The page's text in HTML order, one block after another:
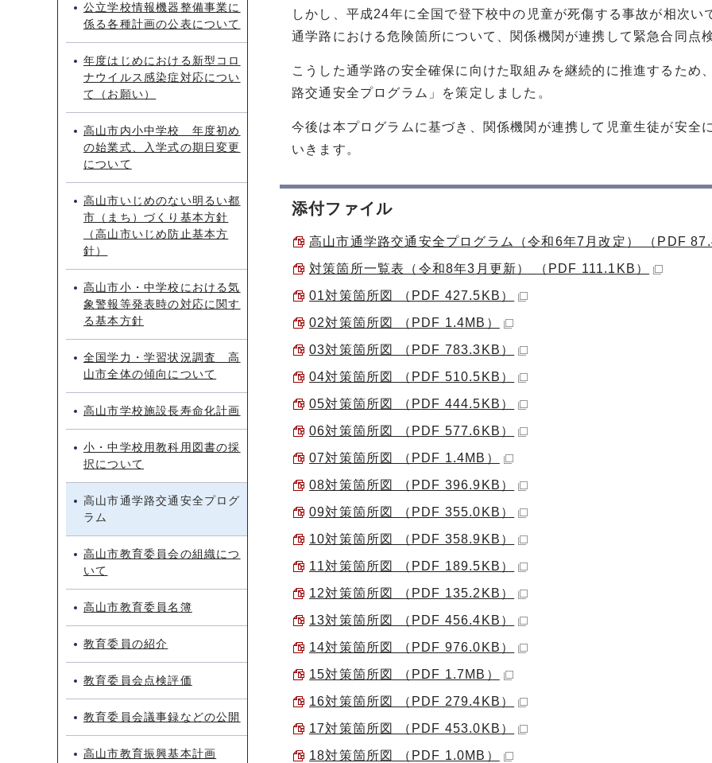
しかし、平成24年に全国で登下校中の児童が死傷する事故が相次
通学路における危険箇所について、関係機関が連携して緊急合同点
こうした通学路の安全確保に向けた取組みを継続的に推進するため
路交通安全プログラム」を策定しました。
今後は本プログラムに基づき、関係機関が連携して児童生徒が安全
いきます。
添付ファイル
高山市通学路交通安全プログラム（令和6年7月改定） （PDF
対策箇所一覧表（令和8年3月更新） （PDF 111.1KB）
01対策箇所図 （PDF 427.5KB）
02対策箇所図 （PDF 1.4MB）
03対策箇所図 （PDF 783.3KB）
04対策箇所図 （PDF 510.5KB）
05対策箇所図 （PDF 444.5KB）
06対策箇所図 （PDF 577.6KB）
07対策箇所図 （PDF 1.4MB）
08対策箇所図 （PDF 396.9KB）
09対策箇所図 （PDF 355.0KB）
10対策箇所図 （PDF 358.9KB）
11対策箇所図 （PDF 189.5KB）
12対策箇所図 （PDF 135.2KB）
13対策箇所図 （PDF 456.4KB）
14対策箇所図 （PDF 976.0KB）
15対策箇所図 （PDF 1.7MB）
16対策箇所図 （PDF 279.4KB）
17対策箇所図 （PDF 453.0KB）
18対策箇所図 （PDF 1.0MB）
公立学校情報機器整備事業に
係る各種計画の公表について
年度はじめにおける新型コロ
ナウイルス感染症対応につい
て（お願い）
高山市内小中学校 年度初め
の始業式、入学式の期日変更
について
高山市いじめのない明るい都
市（まち）づくり基本方針
（高山市いじめ防止基本方
針）
高山市小・中学校における気
象警報等発表時の対応に関す
る基本方針
全国学力・学習状況調査 高
山市全体の傾向について
高山市学校施設長寿命化計画
小・中学校用教科用図書の採
択について
高山市通学路交通安全プログ
ラム
高山市教育委員会の組織につ
いて
高山市教育委員名簿
教育委員の紹介
教育委員会点検評価
教育委員会議事録などの公開
高山市教育振興基本計画